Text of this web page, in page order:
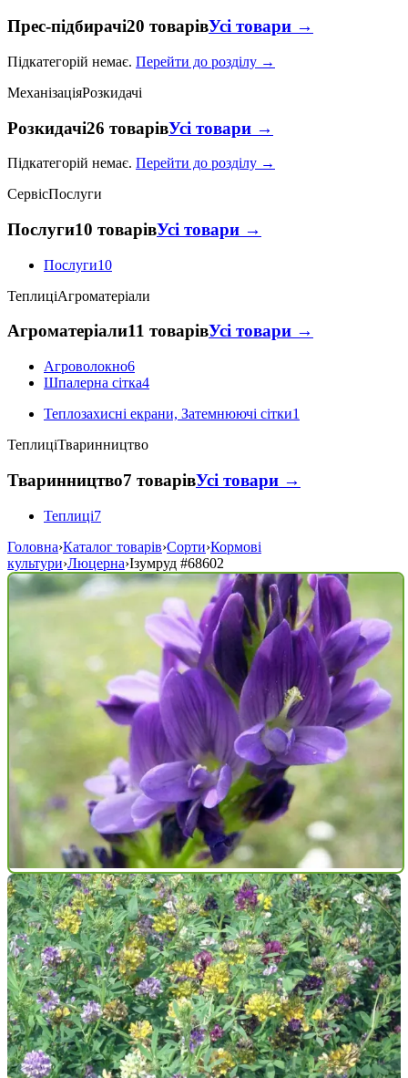
Прес-підбирачі20 товарівУсі товари →
Підкатегорій немає. Перейти до розділу →
МеханізаціяРозкидачі
Розкидачі26 товарівУсі товари →
Підкатегорій немає. Перейти до розділу →
СервісПослуги
Послуги10 товарівУсі товари →
Послуги10
ТеплиціАгроматеріали
Агроматеріали11 товарівУсі товари →
Агроволокно6
Шпалерна сітка4
Теплозахисні екрани, Затемнюючі сітки1
ТеплиціТваринництво
Тваринництво7 товарівУсі товари →
Теплиці7
Головна›Каталог товарів›Сорти›Кормові
культури›Люцерна›Ізумруд #68602